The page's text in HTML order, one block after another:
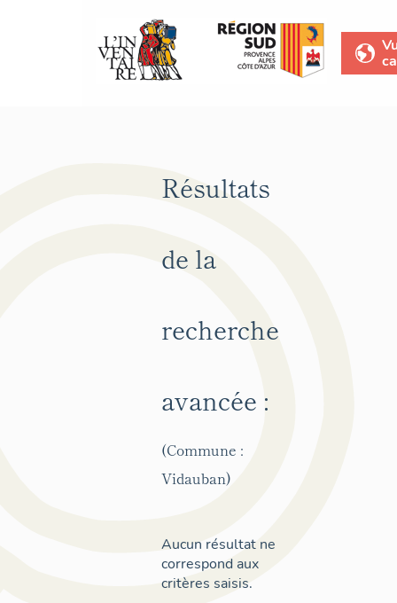
Résultats
de la
recherche
avancée :
(Commune :
Vidauban)
Aucun résultat ne
correspond aux
critères saisis.